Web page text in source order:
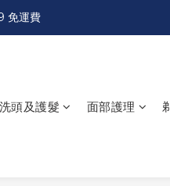
免運費
洗頭及護髮 面部護理